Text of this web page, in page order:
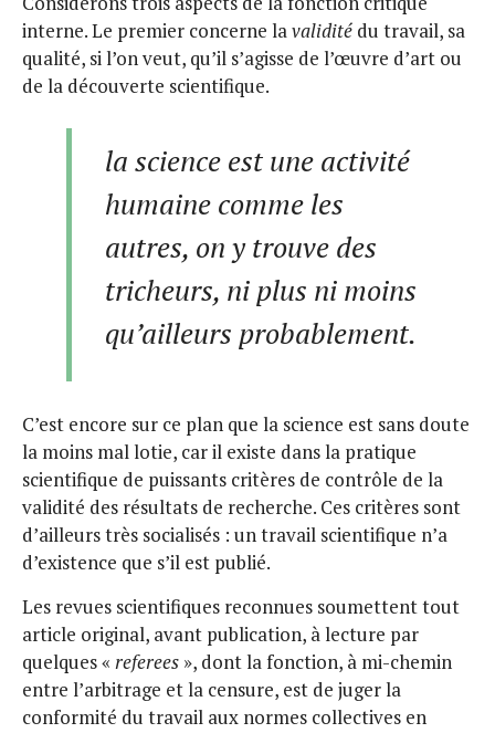
interne. Le premier concerne lavalidité du travail, sa
qualité, si l’on veut, qu’il s’agisse de l’œuvre d’art ou
de la découverte scientifique.
la science est une activité
humaine comme les
autres, on y trouve des
tricheurs, ni plus ni moins
qu’ailleurs probablement.
C’est encore sur ce plan que la science est sans doute
la moins mal lotie, car il existe dans la pratique
scientifique de puissants critères de contrôle de la
validité des résultats de recherche. Ces critères sont
d’ailleurs très socialisés : un travail scientifique n’a
d’existence que s’il est publié.
Les revues scientifiques reconnues soumettent tout
article original, avant publication, à lecture par
quelques « referees », dont la fonction, à mi-chemin
entre l’arbitrage et la censure, est de juger la
conformité du travail aux normes collectives en